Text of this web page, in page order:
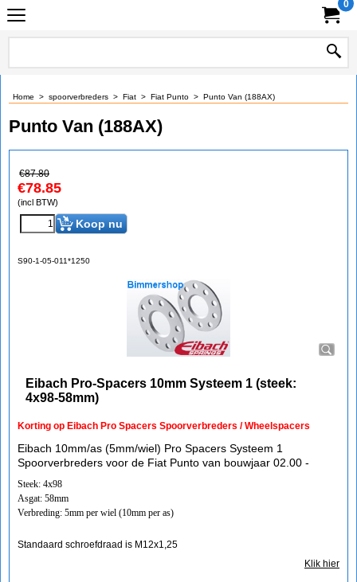
0
Home > spoorverbreders > Fiat > Fiat Punto > Punto Van (188AX)
Punto Van (188AX)
€87.80
€78.85
(incl BTW)
Koop nu
S90-1-05-011*1250
Eibach Pro-Spacers 10mm Systeem 1 (steek:
4x98-58mm)
Korting op Eibach Pro Spacers Spoorverbreders / Wheelspacers
Eibach 10mm/as (5mm/wiel) Pro Spacers Systeem 1
Spoorverbreders voor de Fiat Punto van bouwjaar 02.00 -
Steek: 4x98
Asgat: 58mm
Verbreding: 5mm per wiel (10mm per as)
Standaard schroefdraad is M12x1,25
Klik hier